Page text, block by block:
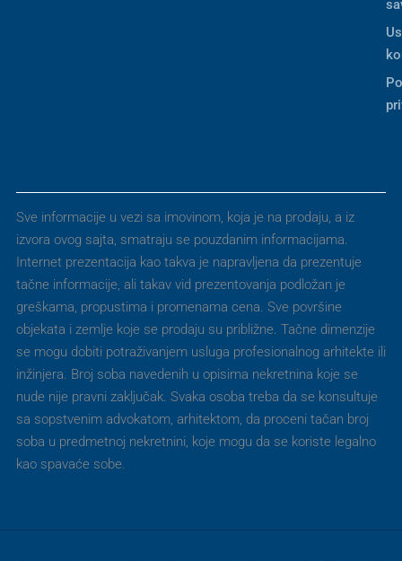
Sve informacije u vezi sa imovinom, koja je na prodaju, a iz
izvora ovog sajta, smatraju se pouzdanim informacijama.
Internet prezentacija kao takva je napravljena da prezentuje
tačne informacije, ali takav vid prezentovanja podložan je
greškama, propustima i promenama cena. Sve površine
objekata i zemlje koje se prodaju su približne. Tačne dimenzije
se mogu dobiti potraživanjem usluga profesionalnog arhitekte ili
inžinjera. Broj soba navedenih u opisima nekretnina koje se
nude nije pravni zaključak. Svaka osoba treba da se konsultuje
sa sopstvenim advokatom, arhitektom, da proceni tačan broj
soba u predmetnoj nekretnini, koje mogu da se koriste legalno
kao spavaće sobe.